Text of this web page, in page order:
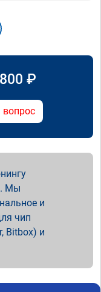
₽
вопрос
Мы
и
чип
Bitbox) и